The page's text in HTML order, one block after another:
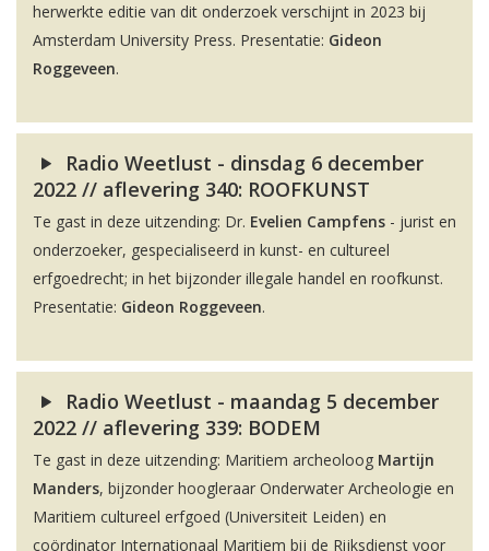
herwerkte editie van dit onderzoek verschijnt in 2023 bij
Amsterdam University Press. Presentatie: Gideon
Roggeveen.
Radio Weetlust - dinsdag 6 december
2022 // aflevering 340: ROOFKUNST
Te gast in deze uitzending: Dr. Evelien Campfens - jurist en
onderzoeker, gespecialiseerd in kunst- en cultureel
erfgoedrecht; in het bijzonder illegale handel en roofkunst.
Presentatie: Gideon Roggeveen.
Radio Weetlust - maandag 5 december
2022 // aflevering 339: BODEM
Te gast in deze uitzending: Maritiem archeoloog Martijn
Manders, bijzonder hoogleraar Onderwater Archeologie en
Maritiem cultureel erfgoed (Universiteit Leiden) en
coördinator Internationaal Maritiem bij de Rijksdienst voor